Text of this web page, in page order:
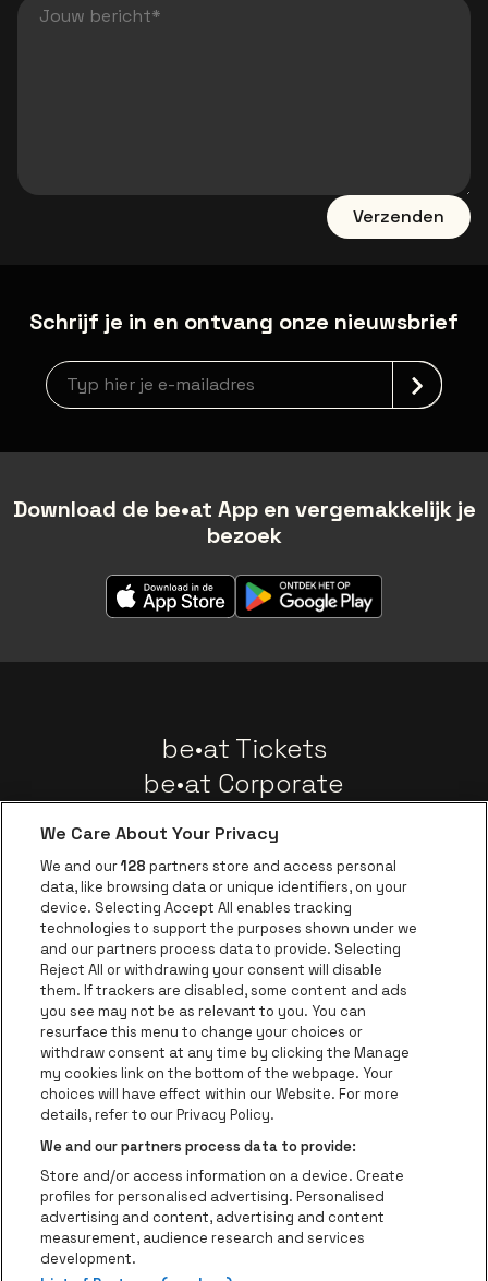
Verzenden
Schrijf je in en ontvang onze nieuwsbrief
newsLetterLabel
Download de be•at App en vergemakkelijk je
bezoek
be•at Tickets
be•at Corporate
Nieuws
Instagram
Facebook
Threads
TiktokYoutube
Ga naar de website van AFAS Software logo
Ga naar de website van Lotto
Ga naar de
Ga naar de website van Trixxo
Ga naar de
Ga naar de website van Coca-Cola
Ga naar de website van
Ga naar de
Ga naar de website van
Ga naar de website
be•at Business is een deel vanbe•at
Be-At Venues
Schijnpoortweg 119, 2170 Antwerpen
BTW (BE) 0461.051.688 - RPR Antwerpen
BNP Paribas Fortis - IBAN: BE93 2200 4925 0067 - BIC:
We Care About Your Privacy
We and our128 partners store and access personal
data, like browsing data or unique identifiers, on your
device. Selecting Accept All enables tracking
technologies to support the purposes shown under we
and our partners process data to provide. Selecting
Reject All or withdrawing your consent will disable
them. If trackers are disabled, some content and ads
you see may not be as relevant to you. You can
resurface this menu to change your choices or
withdraw consent at any time by clicking the Manage
my cookies link on the bottom of the webpage. Your
choices will have effect within our Website. For more
details, refer to our Privacy Policy.
We and our partners process data to provide:
Store and/or access information on a device. Create
profiles for personalised advertising. Personalised
advertising and content, advertising and content
measurement, audience research and services
development.